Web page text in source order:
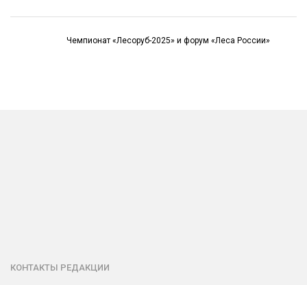
Чемпионат «Лесоруб-2025» и форум «Леса России»
КОНТАКТЫ РЕДАКЦИИ